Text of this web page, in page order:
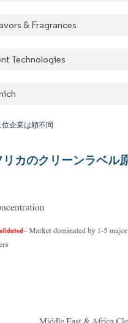
& Fragrances
Technologies
企業は順不同
カのクリーンラベル